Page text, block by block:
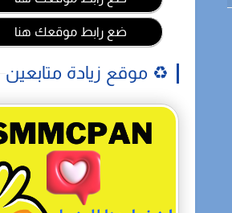
ضع رابط موقعك هنا
♻️ موقع زيادة متابعين